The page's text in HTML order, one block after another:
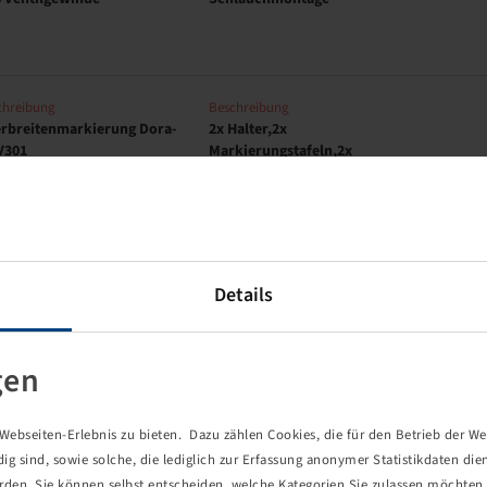
Details
Erlebnis zu bieten. Dazu zählen Cookies, die für den Betrieb der
sind, sowie solche, die lediglich zur Erfassung anonymer Statistikdaten
Dora-
Beschreibung
2x Halter,2x
Markierungstafeln,2x
Beschreibung
2x Halter,2x
Markierungstafeln,2x
Airbooster Plus Reifenfüll- und Entlüftungs-set